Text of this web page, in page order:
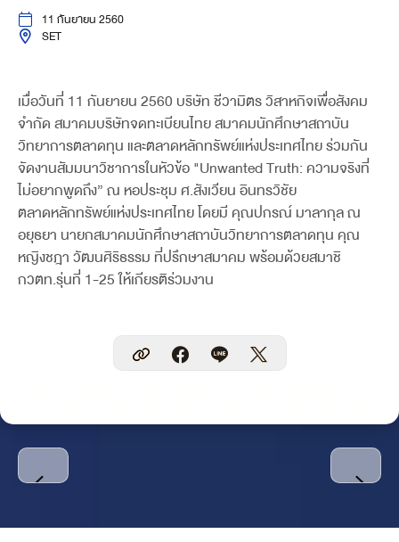
11 กันยายน 2560
SET
เมื่อวันที่ 11 กันยายน 2560 บริษัท ชีวามิตร วิสาหกิจเพื่อสังคม
จำกัด สมาคมบริษัทจดทะเบียนไทย สมาคมนักศึกษาสถาบัน
วิทยาการตลาดทุน และตลาดหลักทรัพย์แห่งประเทศไทย ร่วมกัน
จัดงานสัมมนาวิชาการในหัวข้อ "Unwanted Truth: ความจริงที่
ไม่อยากพูดถึง” ณ หอประชุม ศ.สังเวียน อินทรวิชัย
ตลาดหลักทรัพย์แห่งประเทศไทย โดยมี คุณปกรณ์ มาลากุล ณ
อยุธยา นายกสมาคมนักศึกษาสถาบันวิทยาการตลาดทุน คุณ
หญิงชฎา วัฒนศิริธรรม ที่ปรึกษาสมาคม พร้อมด้วยสมาชิ
กวตท.รุ่นที่ 1-25 ให้เกียรติร่วมงาน